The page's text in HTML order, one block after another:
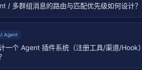
/ 多群组消息的路由与匹配优先级如何设计？
Agent
一个 Agent 插件系统（注册工具/渠道/Hook